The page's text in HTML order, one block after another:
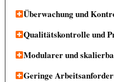
Überwachung und
Qualitätskontrolle und
Modularer und
Geringe